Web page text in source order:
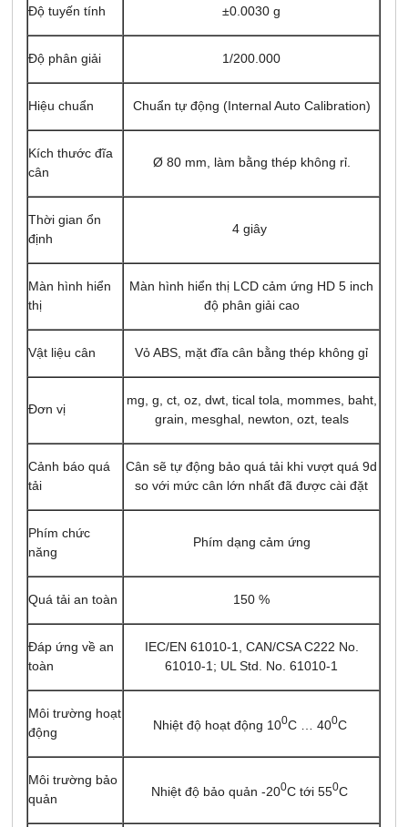
Độ tuyến tính ±0.0030 g
Độ phân giải 1/200.000
Hiệu chuẩn Chuẩn tự động (Internal Auto Calibration)
Kích thước đĩa
cân
Ø 80 mm, làm bằng thép không rỉ.
Thời gian ổn
định
4 giây
Màn hình hiển
thị
Màn hình hiển thị LCD cảm ứng HD 5 inch
độ phân giải cao
Vật liệu cân Vỏ ABS, mặt đĩa cân bằng thép không gỉ
Đơn vị
mg, g, ct, oz, dwt, tical tola, mommes, baht,
grain, mesghal, newton, ozt, teals
Cảnh báo quá
tải
Cân sẽ tự động bảo quá tải khi vượt quá 9d
so với mức cân lớn nhất đã được cài đặt
Phím chức
năng
Phím dạng cảm ứng
Quá tải an toàn 150 %
Đáp ứng về an
toàn
IEC/EN 61010-1, CAN/CSA C222 No.
61010-1; UL Std. No. 61010-1
Môi trường hoạt
động
Nhiệt độ hoạt động 100C … 400C
Môi trường bảo
quản
Nhiệt độ bảo quản -200C tới 550C